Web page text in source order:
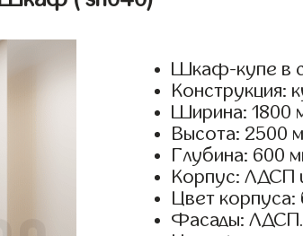
Шкаф-купе в
Конструкция:
Ширина: 1800
Высота: 2500
Глубина: 600
Корпус: ЛДСП
Цвет корпуса:
Фасады: ЛДСП.